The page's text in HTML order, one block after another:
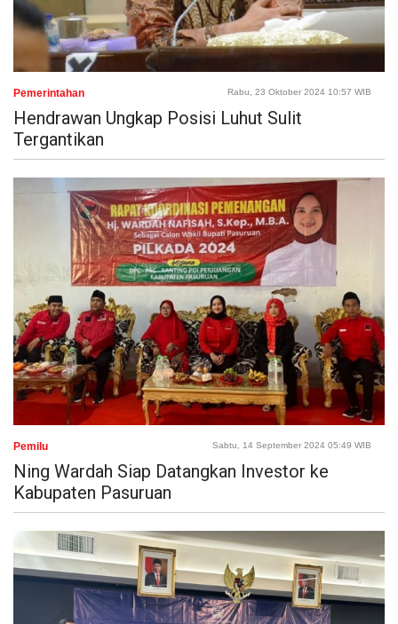
Pemerintahan Rabu, 23 Oktober 2024 10:57 WIB
Hendrawan Ungkap Posisi Luhut Sulit
Tergantikan
Pemilu Sabtu, 14 September 2024 05:49 WIB
Ning Wardah Siap Datangkan Investor ke
Kabupaten Pasuruan